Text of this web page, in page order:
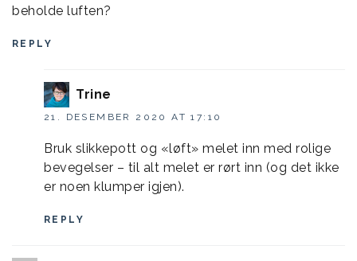
beholde luften?
REPLY
Trine
21. DESEMBER 2020 AT 17:10
Bruk slikkepott og «løft» melet inn med rolige
bevegelser – til alt melet er rørt inn (og det ikke
er noen klumper igjen).
REPLY